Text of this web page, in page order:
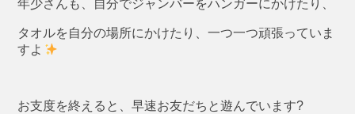
年少さんも、自分でジャンバーをハンガーにかけたり、
タオルを自分の場所にかけたり、一つ一つ頑張っていま
すよ
お支度を終えると、早速お友だちと遊んでいます?